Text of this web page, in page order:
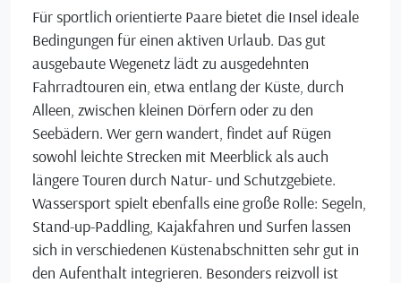
Für sportlich orientierte Paare bietet die Insel ideale
Bedingungen für einen aktiven Urlaub. Das gut
ausgebaute Wegenetz lädt zu ausgedehnten
Fahrradtouren ein, etwa entlang der Küste, durch
Alleen, zwischen kleinen Dörfern oder zu den
Seebädern. Wer gern wandert, findet auf Rügen
sowohl leichte Strecken mit Meerblick als auch
längere Touren durch Natur- und Schutzgebiete.
Wassersport spielt ebenfalls eine große Rolle: Segeln,
Stand-up-Paddling, Kajakfahren und Surfen lassen
sich in verschiedenen Küstenabschnitten sehr gut in
den Aufenthalt integrieren. Besonders reizvoll ist